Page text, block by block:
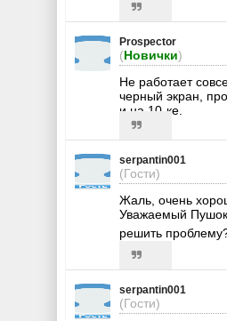
Prospector
(Новички)
Не работает
черный экран,
и на 10-ке.
serpantin001
(Гости)
Жаль, очень
Уважаемый
решить
serpantin001
(Гости)